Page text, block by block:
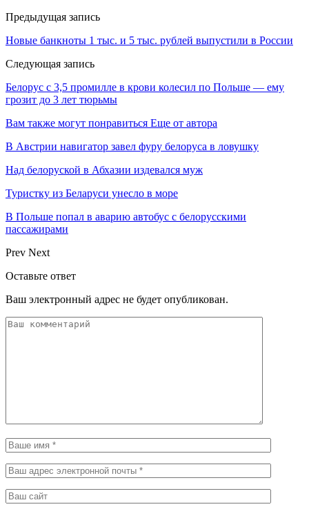
Предыдущая запись
Новые банкноты 1 тыс. и 5 тыс. рублей выпустили в России
Следующая запись
Белорус с 3,5 промилле в крови колесил по Польше — ему
грозит до 3 лет тюрьмы
Вам также могут понравиться Еще от автора
В Австрии навигатор завел фуру белоруса в ловушку
Над белоруской в Абхазии издевался муж
Туристку из Беларуси унесло в море
В Польше попал в аварию автобус с белорусскими
пассажирами
Prev Next
Оставьте ответ
Ваш электронный адрес не будет опубликован.